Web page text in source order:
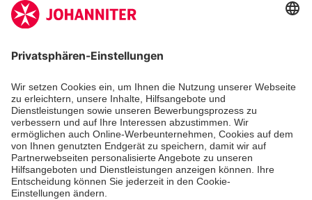
Deutschen Spendenrates e.V.
Kununu Top Company 2026